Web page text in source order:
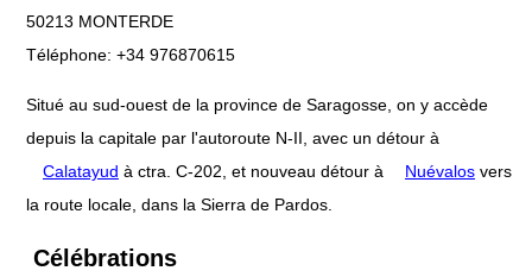
50213 MONTERDE
Téléphone: +34 976870615
Situé au sud-ouest de la province de Saragosse, on y accède
depuis la capitale par l'autoroute N-II, avec un détour à
Calatayud à ctra. C-202, et nouveau détour à Nuévalos vers
la route locale, dans la Sierra de Pardos.
Célébrations